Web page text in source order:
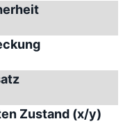
Zustand (x/y)